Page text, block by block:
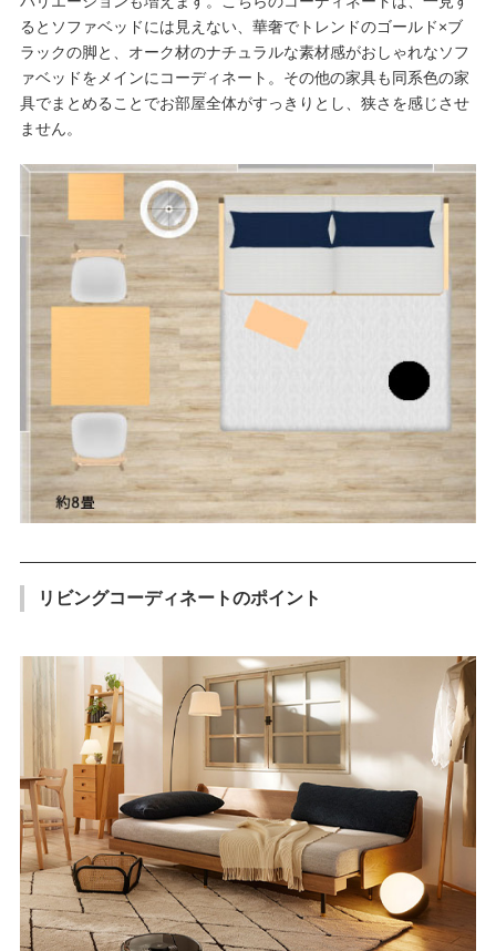
るとソファベッドには見えない、華奢でトレンドのゴールド×ブ
ラックの脚と、オーク材のナチュラルな素材感がおしゃれなソフ
ァベッドをメインにコーディネート。その他の家具も同系色の家
具でまとめることでお部屋全体がすっきりとし、狭さを感じさせ
ません。
リビングコーディネートのポイント